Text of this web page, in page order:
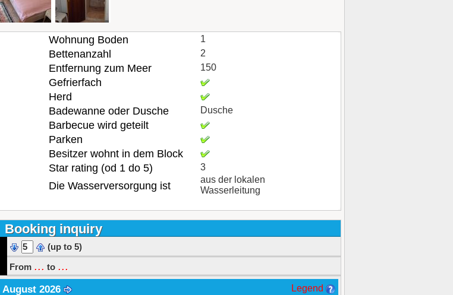
Wohnung Boden 1
Bettenanzahl 2
Entfernung zum Meer 150
Gefrierfach
Herd
Badewanne oder Dusche Dusche
Barbecue wird geteilt
Parken
Besitzer wohnt in dem Block
Star rating (od 1 do 5)
3
Die Wasserversorgung ist
aus der lokalen
Wasserleitung
Booking inquiry
(up to 5)
From ... to ...
Legend
August 2026